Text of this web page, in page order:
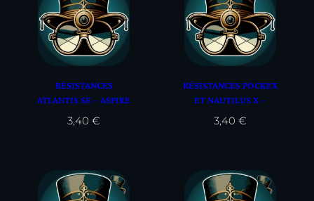
RÉSISTANCES
ATLANTIS SE – ASPIRE
3,40€
RÉSISTANCES POCKEX
ET NAUTILUS X –
ASPIRE
3,40 €